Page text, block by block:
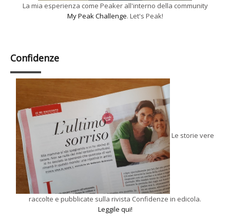
La mia esperienza come Peaker all'interno della community
My Peak Challenge. Let's Peak!
Confidenze
Le storie vere
raccolte e pubblicate sulla rivista Confidenze in edicola.
Leggile qui!